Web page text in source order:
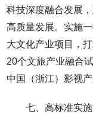
科技深度融合发展
高质量发展。实施
大文化产业项目，
20个文旅产业融合
中国（浙江）影视
七、高标准实